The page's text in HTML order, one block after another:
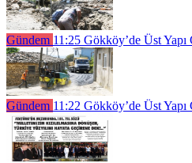
Gündem 11:25 Gökköy’de Üst Yapı
Gündem 11:22 Gökköy’de Üst Yapı